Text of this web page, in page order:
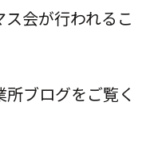
会が行われるこ
ブログをご覧く